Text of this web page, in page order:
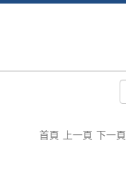
首頁 上一頁 下一頁